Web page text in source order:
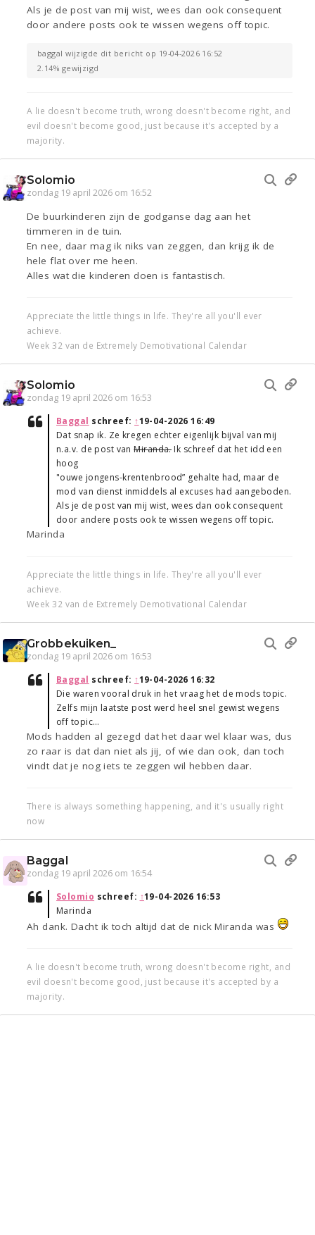
Als je de post van mij wist, wees dan ook consequent
door andere posts ook te wissen wegens off topic.
baggal wijzigde dit bericht op 19-04-2026 16:52
2.14% gewijzigd
A lie doesn't become truth, wrong doesn't become right, and
evil doesn't become good, just because it's accepted by a
majority.
Solomio
zondag 19 april 2026 om 16:52
De buurkinderen zijn de godganse dag aan het
timmeren in de tuin.
En nee, daar mag ik niks van zeggen, dan krijg ik de
hele flat over me heen.
Alles wat die kinderen doen is fantastisch.
Appreciate the little things in life. They're all you'll ever
achieve.
Week 32 van de Extremely Demotivational Calendar
Solomio
zondag 19 april 2026 om 16:53
Baggal schreef: ↑19-04-2026 16:49
Dat snap ik. Ze kregen echter eigenlijk bijval van mij
n.a.v. de post vanMiranda.Ik schreef dat het idd een
hoog
"ouwe jongens-krentenbrood” gehalte had, maar de
mod van dienst inmiddels al excuses had aangeboden.
Als je de post van mij wist, wees dan ook consequent
door andere posts ook te wissen wegens off topic.
Marinda
Appreciate the little things in life. They're all you'll ever
achieve.
Week 32 van de Extremely Demotivational Calendar
Grobbekuiken_
zondag 19 april 2026 om 16:53
Baggal schreef: ↑19-04-2026 16:32
Die waren vooral druk in het vraag het de mods topic.
Zelfs mijn laatste post werd heel snel gewist wegens
off topic…
Mods hadden al gezegd dat het daar wel klaar was, dus
zo raar is dat dan niet als jij, of wie dan ook, dan toch
vindt dat je nog iets te zeggen wil hebben daar.
There is always something happening, and it's usually right
now
Baggal
zondag 19 april 2026 om 16:54
Solomio schreef: ↑19-04-2026 16:53
Marinda
Ah dank. Dacht ik toch altijd dat de nick Miranda was
A lie doesn't become truth, wrong doesn't become right, and
evil doesn't become good, just because it's accepted by a
majority.